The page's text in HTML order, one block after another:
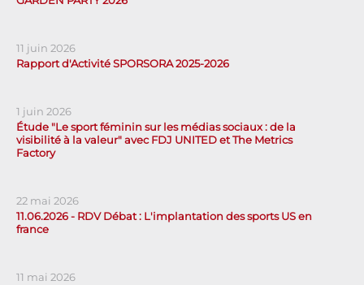
11 juin 2026
Rapport d'Activité SPORSORA 2025-2026
1 juin 2026
Étude "Le sport féminin sur les médias sociaux : de la
visibilité à la valeur" avec FDJ UNITED et The Metrics
Factory
22 mai 2026
11.06.2026 - RDV Débat : L'implantation des sports US en
france
11 mai 2026